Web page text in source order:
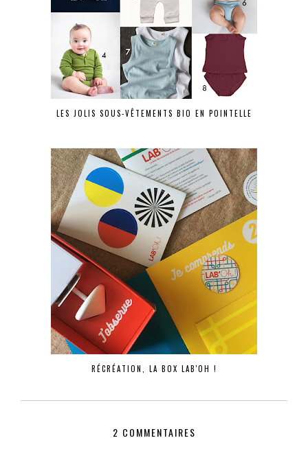
LES JOLIS SOUS-VÊTEMENTS BIO EN POINTELLE
RÉCRÉATION, LA BOX LAB'OH !
2 COMMENTAIRES